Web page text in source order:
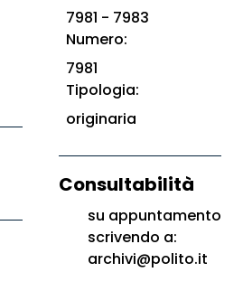
7981 - 7983
Numero:
7981
Tipologia:
originaria
Consultabilità
su appuntamento
scrivendo a:
archivi@polito.it